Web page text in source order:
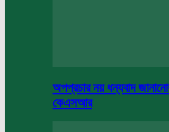
অপপ্রচার নয় ধন্যবাদ
কেএসআর